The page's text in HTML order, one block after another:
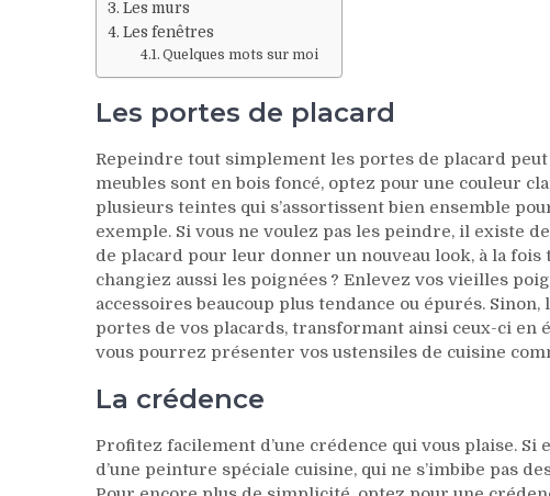
Les murs
Les fenêtres
Quelques mots sur moi
Les portes de placard
Repeindre tout simplement les portes de placard peut
meubles sont en bois foncé, optez pour une couleur
plusieurs teintes qui s’assortissent bien ensemble
exemple. Si vous ne voulez pas les peindre, il existe
de placard pour leur donner un nouveau look, à la
changiez aussi les poignées ? Enlevez vos vieilles
accessoires beaucoup plus tendance ou épurés.
portes de vos placards, transformant ainsi ceux-ci en
vous pourrez présenter vos ustensiles de cuisine
La crédence
Profitez facilement d’une crédence qui vous plaise.
d’une peinture spéciale cuisine, qui ne s’imbibe pas